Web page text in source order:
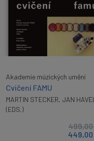
Akademie múzických umění
Cvičení FAMU
MARTIN STECKER, JAN HAVEL
(EDS.)
499,00
449,00